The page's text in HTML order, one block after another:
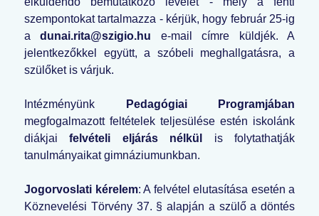
szempontokat tartalmazza - kérjük, hogy február 25-ig
adunai.rita@szigio.hu e-mail címre küldjék. A
jelentkezőkkel együtt, a szóbeli meghallgatásra, a
szülőket is várjuk.
Intézményünk
Pedagógiai Programjában
megfogalmazott feltételek teljesülése estén iskolánk
diákjaifelvételi eljárás nélkül
is folytathatják
tanulmányaikat gimnáziumunkban.
Jogorvoslati kérelem: A felvétel elutasítása esetén a
Köznevelési Törvény 37. § alapján a szülő a döntés